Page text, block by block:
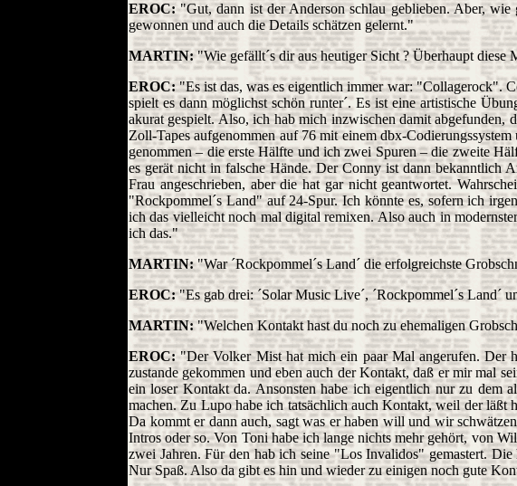
EROC:"Gut, dann ist der Anderson schlau geblieben. Aber,
gewonnen und auch die Details schätzen gelernt."
MARTIN:"Wie gefällt´s dir aus heutiger Sicht ? Überhaupt diese
EROC:"Es ist das, was es eigentlich immer war: "Collagerock".
spielt es dann möglichst schön runter´. Es ist eine artistische
akurat gespielt. Also, ich hab mich inzwischen damit abgefunden,
Zoll-Tapes aufgenommen auf 76 mit einem dbx-
genommen – die erste Hälfte und ich zwei Spuren – die zweite
es gerät nicht in falsche Hände. Der Conny ist dann bekanntlich
Frau angeschrieben, aber die hat gar nicht geantwortet.
"Rockpommel´s Land" auf 24-Spur. Ich könnte es, sofern ich
ich das vielleicht noch mal digital remixen. Also auch in
ich das."
MARTIN:"War ´Rockpommel´s Land´ die erfolgreichste
EROC:"Es gab drei: ´Solar Music Live´, ´Rockpommel´s Land´
MARTIN:"Welchen Kontakt hast du noch zu ehemaligen
EROC:"Der Volker Mist hat mich ein paar Mal angerufen. Der
zustande gekommen und eben auch der Kontakt, daß er mir mal
ein loser Kontakt da. Ansonsten habe ich eigentlich nur zu dem
machen. Zu Lupo habe ich tatsächlich auch Kontakt, weil der
Da kommt er dann auch, sagt was er haben will und wir
Intros oder so. Von Toni habe ich lange nichts mehr gehört, von
zwei Jahren. Für den hab ich seine "Los Invalidos" gemastert.
Nur Spaß. Also da gibt es hin und wieder zu einigen noch gute